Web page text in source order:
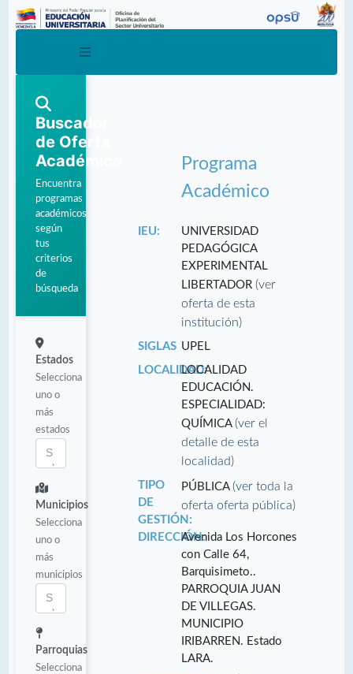
Buscador
de Oferta
Académica
Encuentra
programas
académicos
según
tus
criterios
de
búsqueda
Estados
Selecciona
uno o
más
estados
Municipios
Selecciona
uno o
más
municipios
Parroquias
Selecciona
Programa
Académico
IEU:
UNIVERSIDAD
PEDAGÓGICA
EXPERIMENTAL
LIBERTADOR(ver
oferta de esta
institución)
SIGLAS UPEL
LOCALIDAD:LOCALIDAD
EDUCACIÓN.
ESPECIALIDAD:
QUÍMICA(ver el
detalle de esta
localidad)
TIPO
DE
GESTIÓN:
PÚBLICA(ver toda la
oferta oferta pública)
DIRECCIÓN:Avenida Los Horcones
con Calle 64,
Barquisimeto..
PARROQUIA JUAN
DE VILLEGAS.
MUNICIPIO
IRIBARREN. Estado
LARA.